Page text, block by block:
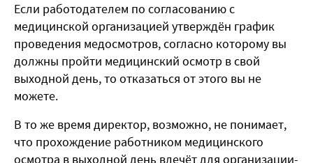
Если работодателем по согласованию с
медицинской организацией утверждён график
проведения медосмотров, согласно которому вы
должны пройти медицинский осмотр в свой
выходной день, то отказаться от этого вы не
можете.
В то же время директор, возможно, не понимает,
что прохождение работником медицинского
осмотра в выходной день влечёт для организации-